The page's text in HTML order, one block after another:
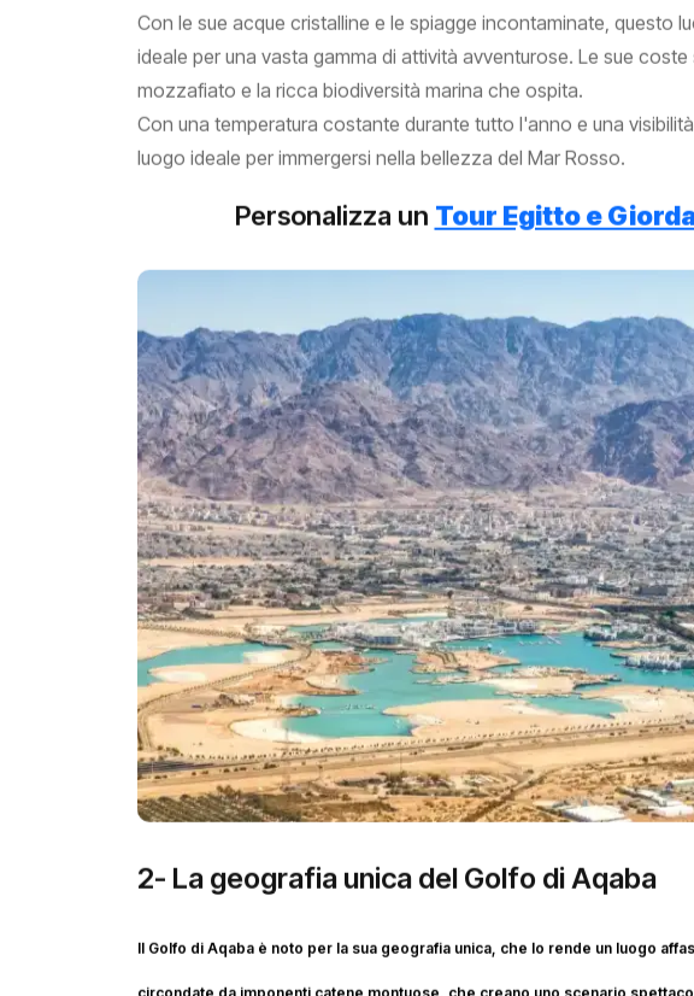
Con le sue acque cristalline e le spiagge incontaminate, questo
ideale per una vasta gamma di attività avventurose. Le sue
mozzafiato e la ricca biodiversità marina che ospita.
Con una temperatura costante durante tutto l'anno e una
luogo ideale per immergersi nella bellezza del Mar Rosso.
Personalizza un Tour Egitto e
2- La geografia unica del Golfo di Aqaba
Il Golfo di Aqaba è noto per la sua geografia unica, che lo rende un luogo